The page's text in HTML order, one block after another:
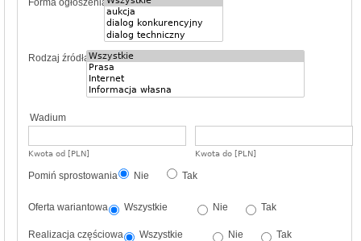
Forma ogłoszenia
Rodzaj źródła
Wadium
Kwota od [PLN] Kwota do [PLN]
Pomiń sprostowania Nie Tak
Oferta wariantowa Wszystkie Nie Tak
Realizacja częściowa Wszystkie Nie Tak